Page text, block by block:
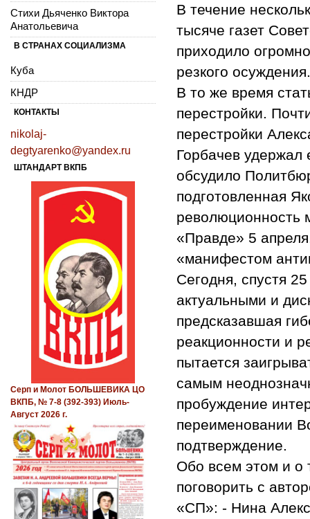
В течение
тысяче газет
приходило
резкого осуждения.
В то же время
перестройки.
перестройки
Горбачев удержал
обсудило
подготовленная
революционность
«Правде» 5
«манифестом
Сегодня, спустя
актуальными и
предсказавшая
реакционности и
пытается
самым
пробуждение
переименовании
подтверждение.
Обо всем этом и о
поговорить с
«СП»: - Нина
Стихи Дьяченко Виктора
Анатольевича
В СТРАНАХ СОЦИАЛИЗМА
Куба
КНДР
КОНТАКТЫ
nikolaj-
degtyarenko@yandex.ru
ШТАНДАРТ ВКПБ
Серп и Молот БОЛЬШЕВИКА ЦО
ВКПБ, № 7-8 (392-393) Июль-
Август 2026 г.